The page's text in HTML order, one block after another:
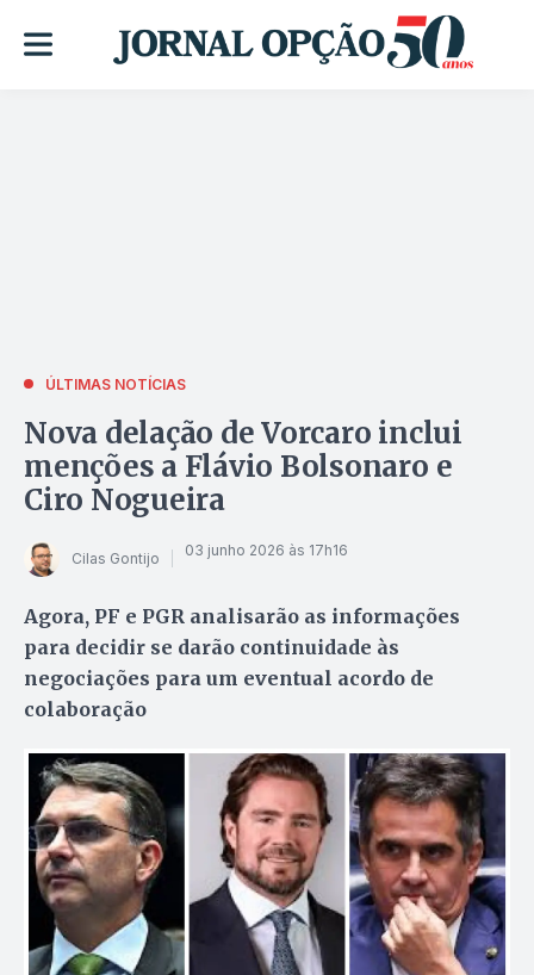
ÚLTIMAS NOTÍCIAS
Nova delação de Vorcaro inclui
menções a Flávio Bolsonaro e
Ciro Nogueira
Cilas Gontijo 03 junho 2026 às 17h16
Agora, PF e PGR analisarão as informações
para decidir se darão continuidade às
negociações para um eventual acordo de
colaboração